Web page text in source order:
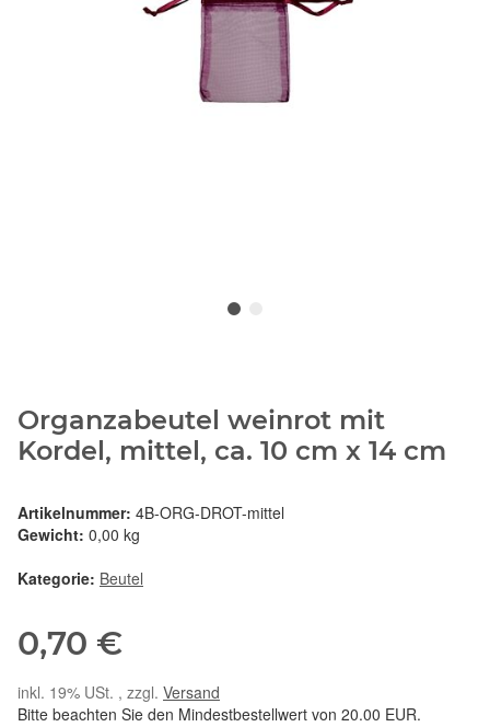
Organzabeutel weinrot mit
Kordel, mittel, ca. 10 cm x 14 cm
Artikelnummer: 4B-ORG-DROT-mittel
Gewicht: 0,00 kg
Kategorie: Beutel
0,70 €
inkl. 19% USt. , zzgl. Versand
Bitte beachten Sie den Mindestbestellwert von 20.00 EUR.